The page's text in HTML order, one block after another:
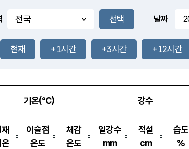
-mm
-mm
34.1
℃
34.9℃
2.4m/s
-mm
-mm
날짜
현재 +1시간 +3시간 +12시간
기온(℃) 강수
온
이슬점
온도
체감
온도
일강수
mm
적설
cm
습도
%